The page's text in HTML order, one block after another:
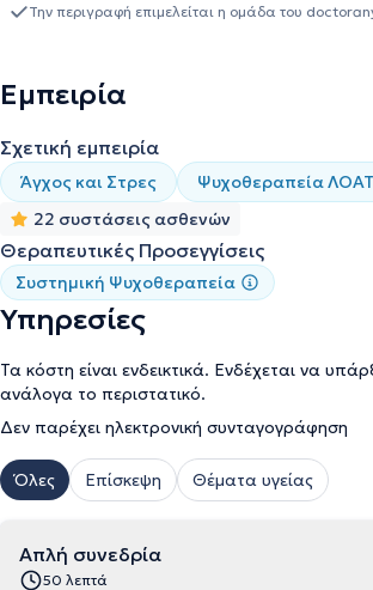
γνωρίσουν βαθύτερα τον εαυτό τους. Τέλος
Την περιγραφή επιμελείται η ομάδα του
Εμπειρία
Σχετική εμπειρία
Άγχος και Στρες
Ψυχοθεραπεία
22 συστάσεις ασθενών
Θεραπευτικές Προσεγγίσεις
Συστημική Ψυχοθεραπεία
Υπηρεσίες
Τα κόστη είναι ενδεικτικά. Ενδέχεται να
ανάλογα το περιστατικό.
Δεν παρέχει ηλεκτρονική συνταγογράφηση
Όλες Επίσκεψη Θέματα υγείας
Απλή συνεδρία
50 λεπτά